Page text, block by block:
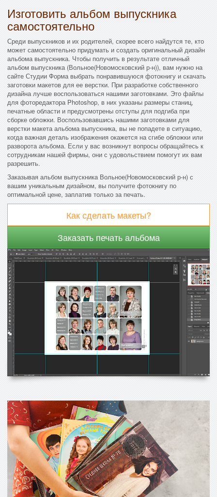
Изготовить альбом выпускника
самостоятельно
Среди выпускников и их родителей, скорее всего найдутся те, кто
может самостоятельно придумать и создать оригинальный дизайн
альбома выпускника. Чтобы получить в результате отличный
альбом выпускника (Вольное(Новомосковский р-н)), вам нужно на
сайте Студии Форма выбрать понравившуюся фотокнигу и скачать
заготовки макетов для ее верстки. При разработке собственного
дизайна лучше воспользоваться нашими заготовками. Это файлы
для фоторедактора Photoshop, в них указаны размеры станиц,
печатные области и предусмотрены отступы для подгиба при
сборке обложки. Воспользовавшись нашими заготовками для
верстки макета альбома выпускника, вы не попадете в ситуацию,
когда важная деталь изображения окажется на сгибе обложки или
разворота альбома. Если у вас возникнут вопросы обращайтесь к
сотрудникам нашей фирмы, они с удовольствием помогут их вам
разрешить.
Заказывая альбом выпускника Вольное(Новомосковский р-н) с
вашим уникальным дизайном, вы получите фотокнигу по
оптимальной цене, заплатив только за печать.
Как сделать макеты?
Заказать печать альбома